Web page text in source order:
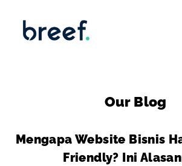
Our Blog
Mengapa Website Bisnis
Friendly? Ini